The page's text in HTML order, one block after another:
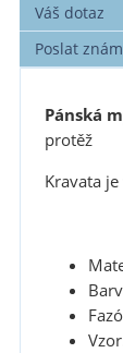
Váš dotaz
Poslat
Pánská
protěž
Kravata